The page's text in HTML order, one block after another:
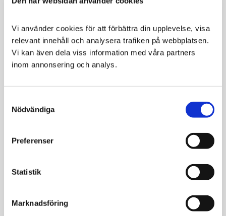
Vi använder cookies för att förbättra din upplevelse, visa
relevant innehåll och analysera trafiken på webbplatsen.
Vi kan även dela viss information med våra partners
inom annonsering och analys.
Selection
Nödvändiga
Preferenser
Statistik
Marknadsföring
innehåll
produkter
SPARA 34%
Första Hjälpen Väska, utan
KÖP